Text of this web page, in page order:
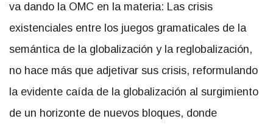
va dando la OMC en la materia: Las crisis
existenciales entre los juegos gramaticales de la
semántica de la globalización y la reglobalización,
no hace más que adjetivar sus crisis, reformulando
la evidente caída de la globalización al surgimiento
de un horizonte de nuevos bloques, donde